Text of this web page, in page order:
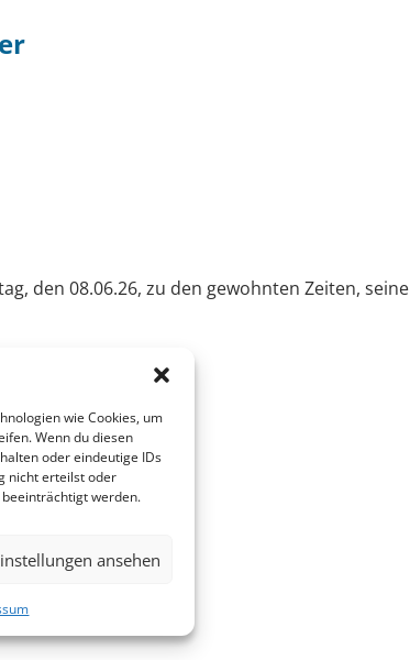
wie Cookies, um
Wenn du diesen
oder eindeutige IDs
nicht erteilst oder
werden.
ansehen
den 08.06.26, zu den gewohnten Zeiten, seine